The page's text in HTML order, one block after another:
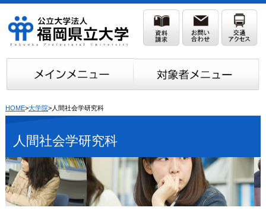
HOME>大学院>人間社会学研究科
人間社会学研究科